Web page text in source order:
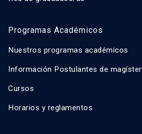
Programas Académicos
Nuestros programas académicos
Información Postulantes de magíster
Cursos
Horarios y reglamentos